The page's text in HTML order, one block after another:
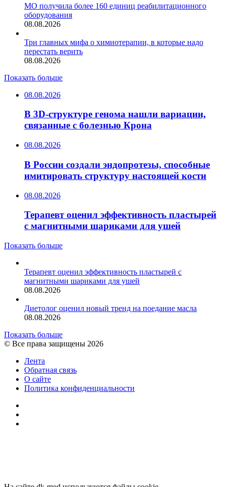
МО получила более 160 единиц реабилитационного
оборудования
08.08.2026
Три главных мифа о химиотерапии, в которые надо
перестать верить
08.08.2026
Показать больше
08.08.2026
В 3D-структуре генома нашли вариации,
связанные с болезнью Крона
08.08.2026
В России создали эндопротезы, способные
имитировать структуру настоящей кости
08.08.2026
Терапевт оценил эффективность пластырей
с магнитными шариками для ушей
Показать больше
Терапевт оценил эффективность пластырей с
магнитными шариками для ушей
08.08.2026
Диетолог оценил новый тренд на поедание масла
08.08.2026
Показать больше
© Все права защищены 2026
Лента
Обратная связь
О сайте
Политика конфиденциальности